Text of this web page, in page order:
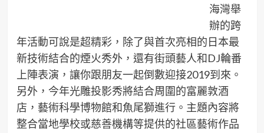
海灣舉
辦的跨
年活動可說是超精彩，除了與首次亮相的日本最
新技術結合的煙火秀外，還有街頭藝人和DJ輪番
上陣表演，讓你跟朋友一起倒數迎接2019到來。
另外，今年光雕投影秀將結合周圍的富麗敦酒
店，藝術科學博物館和魚尾獅進行。主題內容將
整合當地學校或慈善機構等提供的社區藝術作品